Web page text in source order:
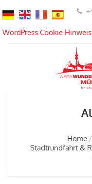
Home
Stadtrundfahrt &
WordPress Cookie